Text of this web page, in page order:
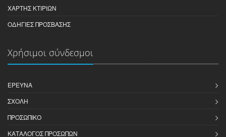
ΧΆΡΤΗΣ ΚΤΙΡΊΩΝ
ΟΔΗΓΊΕΣ ΠΡΌΣΒΑΣΗΣ
Χρήσιμοι σύνδεσμοι
ΈΡΕΥΝΑ
ΣΧΟΛΉ
ΠΡΟΣΩΠΙΚΌ
ΚΑΤΆΛΟΓΟΣ ΠΡΟΣΏΠΩΝ